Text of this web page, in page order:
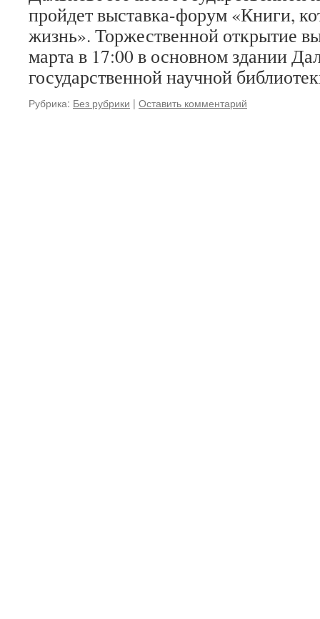
пройдет выставка-форум «Книги,
жизнь». Торжественной открытие
марта в 17:00 в основном здании
государственной научной
Рубрика: Без рубрики | Оставить комментарий